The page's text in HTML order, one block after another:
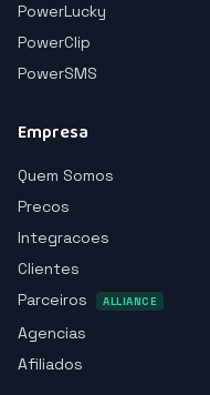
PowerLucky
PowerClip
PowerSMS
Empresa
Quem Somos
Precos
Integracoes
Clientes
Parceiros
ALLIANCE
Agencias
Afiliados